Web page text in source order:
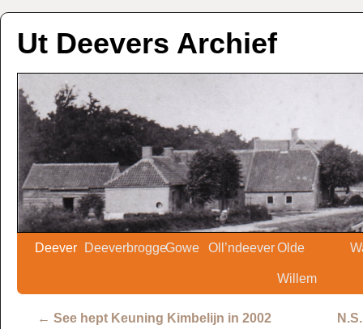
Ut Deevers Archief
Deever DeeverbroggeGowe Oll’ndeeverOlde
Willem
← See hept Keuning Kimbelijn in 2002